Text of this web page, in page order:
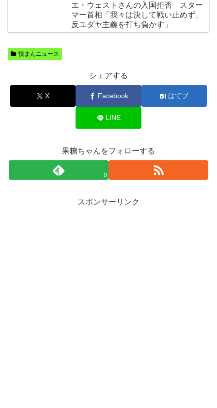
エ・ウェストさんの入国拒否 スター
マー首相「我々は決して戦い止めず、
反ユダヤ主義を打ち負かす」
憤まんニュース
シェアする
X Facebook はてブ
LINE
果糖ちゃんをフォローする
0
スポンサーリンク